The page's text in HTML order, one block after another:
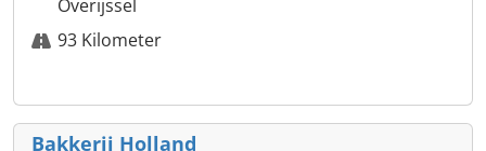
Overijssel
93 Kilometer
Bakkerij Holland